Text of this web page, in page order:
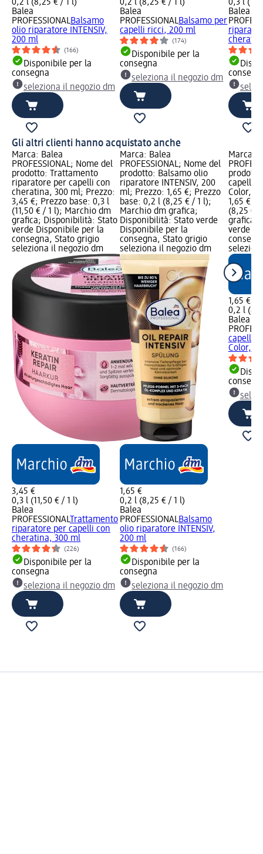
0,2 l (8,25 € / 1 l)
Balea
PROFESSIONALBalsamo
olio riparatore INTENSIV,
200 ml
(166)
Disponibile per la
consegna
seleziona il negozio dm
0,2 l (8,25 € / 1 l)
Balea
PROFESSIONALBalsamo per
capelli ricci, 200 ml
(174)
Disponibile per la
consegna
seleziona il negozio dm
0,3 l
Balea
Gli altri clienti hanno acquistato anche
Marca: Balea
PROFESSIONAL; Nome del
prodotto: Trattamento
riparatore per capelli con
cheratina, 300 ml; Prezzo:
3,45 €; Prezzo base: 0,3 l
(11,50 € / 1 l); Marchio dm
grafica; Disponibilità: Stato
verde Disponibile per la
consegna, Stato grigio
seleziona il negozio dm
3,45 €
0,3 l (11,50 € / 1 l)
Balea
PROFESSIONALTrattamento
riparatore per capelli con
cheratina, 300 ml
(226)
Disponibile per la
consegna
seleziona il negozio dm
Marca: Balea
PROFESSIONAL; Nome del
prodotto: Balsamo olio
riparatore INTENSIV, 200
ml; Prezzo: 1,65 €; Prezzo
base: 0,2 l (8,25 € / 1 l);
Marchio dm grafica;
Disponibilità: Stato verde
Disponibile per la
consegna, Stato grigio
seleziona il negozio dm
1,65 €
0,2 l (8,25 € / 1 l)
Balea
PROFESSIONALBalsamo
olio riparatore INTENSIV,
200 ml
(166)
Disponibile per la
consegna
seleziona il negozio dm
Marca:
capelli
Color,
1,65 €;
(8,25 € /
grafica;
verde
1,65 €
0,2 l
Balea
capelli
Color,